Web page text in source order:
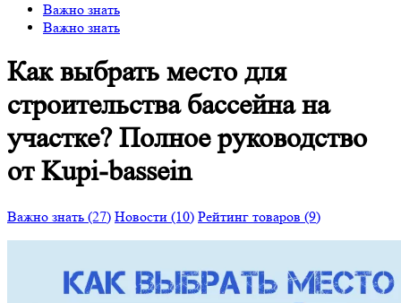
Важно знать
Важно знать
Как выбрать место для
строительства бассейна на
участке? Полное руководство
от Kupi-bassein
Важно знать (27) Новости (10) Рейтинг товаров (9)